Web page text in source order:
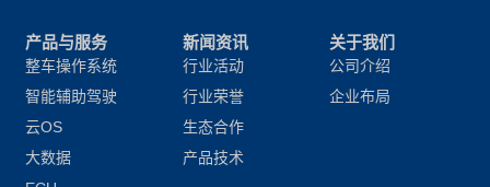
产品与服务
整车操作系统
智能辅助驾驶
云OS
大数据
新闻资讯
行业活动
行业荣誉
生态合作
产品技术
关于我们
公司介绍
企业布局